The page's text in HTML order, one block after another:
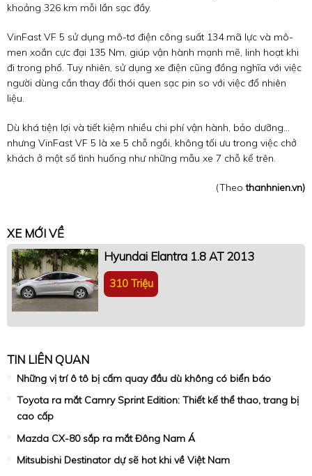
khoảng 326 km mỗi lần sạc đầy.
VinFast VF 5 sử dụng mô-tơ điện công suất 134 mã lực và mô-
men xoắn cực đại 135 Nm, giúp vận hành mạnh mẽ, linh hoạt khi
đi trong phố. Tuy nhiên, sử dụng xe điện cũng đồng nghĩa với việc
người dùng cần thay đổi thói quen sạc pin so với việc đổ nhiên
liệu.
Dù khá tiện lợi và tiết kiệm nhiều chi phí vận hành, bảo dưỡng...
nhưng VinFast VF 5 là xe 5 chỗ ngồi, không tối ưu trong việc chở
khách ở một số tình huống như những mẫu xe 7 chỗ kể trên.
(Theothanhnien.vn)
XE MỚI VỀ
Hyundai Elantra 1.8 AT 2013
310 Triệu
TIN LIÊN QUAN
Những vị trí ô tô bị cấm quay đầu dù không có biển báo
Toyota ra mắt Camry Sprint Edition: Thiết kế thể thao, trang bị
cao cấp
Mazda CX-80 sắp ra mắt Đông Nam Á
Mitsubishi Destinator dự sẽ hot khi về Việt Nam